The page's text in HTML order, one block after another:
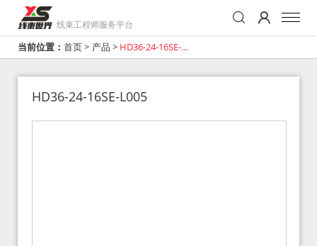
线束工程师服务平台
当前位置： 首页> 产品 > HD36-24-16SE-
HD36-24-16SE-L005